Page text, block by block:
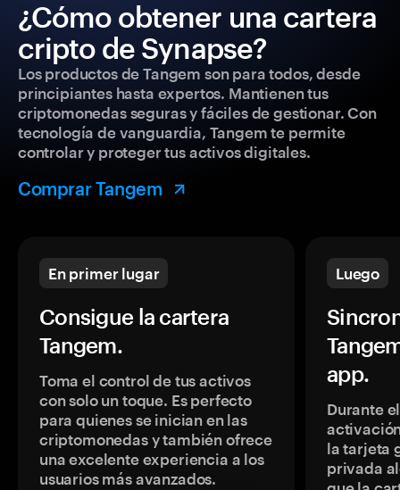
¿Cómo obtener una cartera
cripto de Synapse?
Los productos de Tangem son para todos, desde
principiantes hasta expertos. Mantienen tus
criptomonedas seguras y fáciles de gestionar. Con
tecnología de vanguardia, Tangem te permite
controlar y proteger tus activos digitales.
Comprar Tangem
En primer lugar
Consigue la cartera
Tangem.
Toma el control de tus activos
con solo un toque. Es perfecto
para quienes se inician en las
criptomonedas y también ofrece
una excelente experiencia a los
usuarios más avanzados.
Luego
app.
Durante
la tarjeta
privada